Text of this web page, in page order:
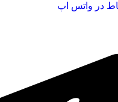
در واتس اپ